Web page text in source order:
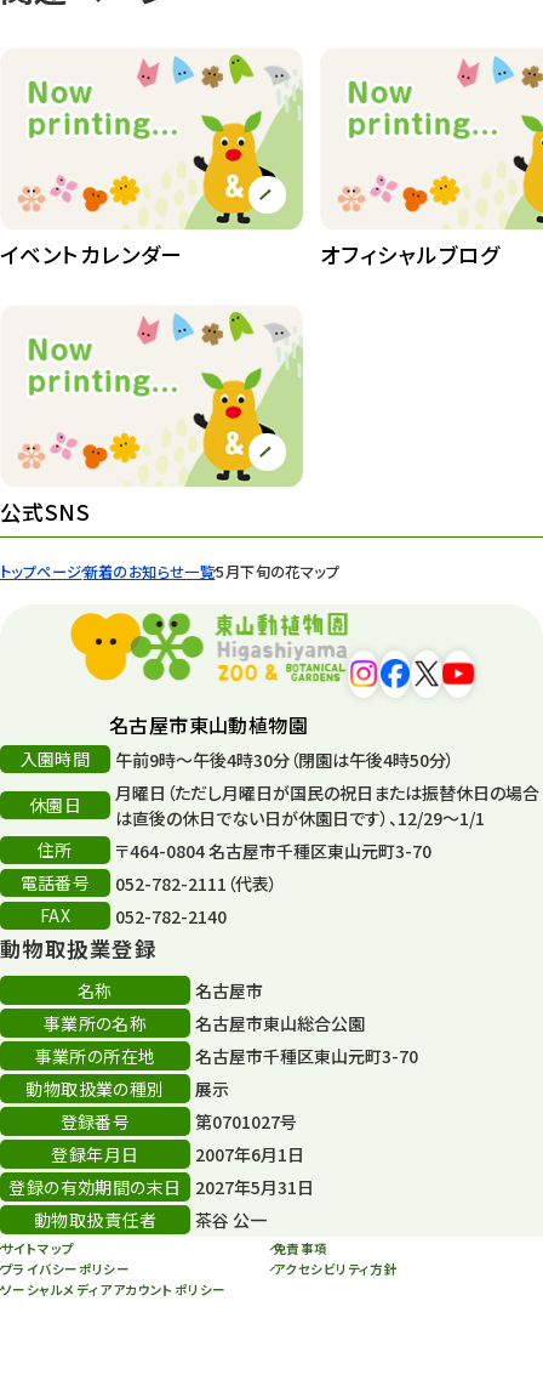
トップページ新着のお知らせ一覧5月下旬の花マップ
イベントカレンダー オフィシャルブログ
公式SNS
名古屋市東山動植物園
入園時間
午前9時～午後4時30分（閉園は午後4時50分）
休園日
月曜日（ただし月曜日が国民の祝日または振替休日の場合
は直後の休日でない日が休園日です）、12/29～1/1
住所
〒464-0804 名古屋市千種区東山元町3-70
電話番号
052-782-2111（代表）
FAX
052-782-2140
動物取扱業登録
名称
名古屋市
事業所の名称
名古屋市東山総合公園
事業所の所在地
名古屋市千種区東山元町3-70
動物取扱業の種別
展示
登録番号
第0701027号
登録年月日
2007年6月1日
登録の有効期間の末日
2027年5月31日
動物取扱責任者
茶谷 公一
サイトマップ
免責事項
プライバシーポリシー
アクセシビリティ方針
ソーシャルメディアアカウントポリシー